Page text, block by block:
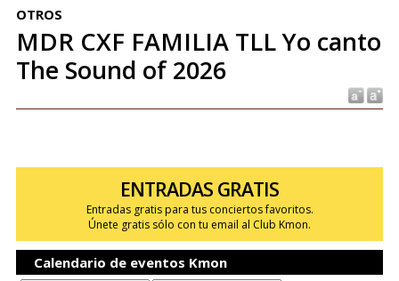
OTROS
MDR CXF FAMILIA TLL Yo canto
The Sound of 2026
ENTRADAS GRATIS
Entradas gratis para tus conciertos favoritos.
Únete gratis sólo con tu email al Club Kmon.
Calendario de eventos Kmon